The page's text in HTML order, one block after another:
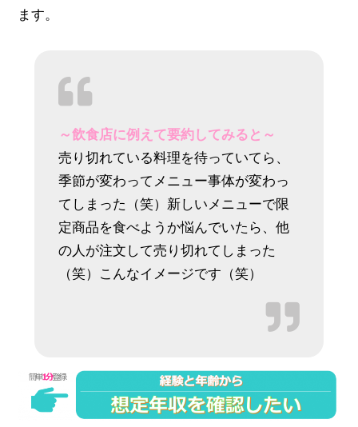
ます。
～飲食店に例えて要約してみると～
売り切れている料理を待っていてら、
季節が変わってメニュー事体が変わっ
てしまった（笑）新しいメニューで限
定商品を食べようか悩んでいたら、他
の人が注文して売り切れてしまった
（笑）こんなイメージです（笑）